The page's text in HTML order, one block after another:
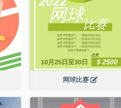
网球比赛